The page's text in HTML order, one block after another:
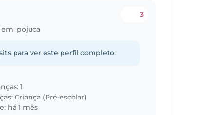
Ipojuca
3
para ver este perfil completo.
1
Criança (Pré-escolar)
há 1 mês